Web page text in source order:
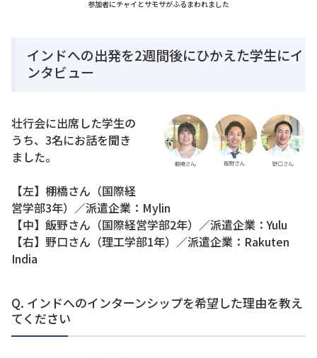
参加者にチャイとサモサがふるまわれました
インドへの出発を2週間後にひかえた学生にイ
ンタビュー
壮行会に出席した学生の
うち、3名にお話を聞き
ました。
【左】棚橋さん（国際経
営学部3年）／派遣企業：Mylin
【中】飯野さん（国際経営学部2年）／派遣企業：Yulu
【右】野口さん（理工学部1年）／派遣企業：Rakuten
India
Q. インドへのインターンシップを希望した理由を教え
てください